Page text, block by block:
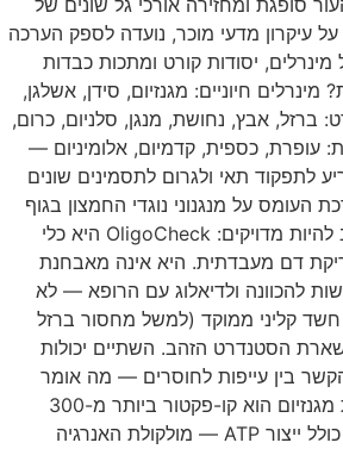
סופגת ומחזירה אורכי גל שונים של
עיקרון מדעי מוכר, נועדה לספק הערכה
יסודות קורט ומתכות כבדות
חיוניים: מגנזיום, סידן, אשלגן,
ברזל, אבץ, נחושת, מנגן, סלניום, כרום,
עופרת, כספית, קדמיום, אלומיניום —
לתפקוד תאי ולגרום לתסמינים שונים
העומס על מנגנוני נוגדי החמצון בגוף
מה הבדיקה אינה? חשוב להיות מדויקים: OligoCheck היא כלי
דם מעבדתית. היא אינה מאבחנת
להכוונה ולדיאלוג עם הרופא — לא
קליני ממוקד (למשל מחסור ברזל
הסטנדרט הזהב. השתיים יכולות
בין עייפות לחוסרים — מה אומר
המחקר? מגנזיום ועייפות מגנזיום הוא קו-פקטור ביותר מ-300
תגובות אנזימטיות בגוף, כולל ייצור ATP — מולקולת האנרגיה